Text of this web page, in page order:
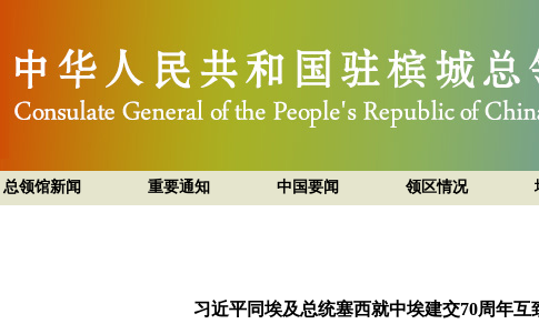
总领馆新闻 重要通知 中国要闻 领区情况
习近平同埃及总统塞西就中埃建交70周年互